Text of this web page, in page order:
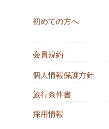
初めての方へ
会員規約
個人情報保護方針
旅行条件書
採用情報